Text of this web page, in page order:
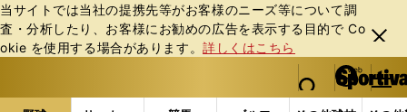
当サイトでは当社の提携先等がお客様のニーズ等について調
査・分析したり、お客様にお勧めの広告を表⽰する⽬的で Co
okie を使⽤する場合があります。詳しくはこちら
閉じ
る
web Sportiva (webスポルティーバ)
検索
マイペ
ー メニュ
b
野球の記事一覧 プロ野球 2025年の日本ハム打線は